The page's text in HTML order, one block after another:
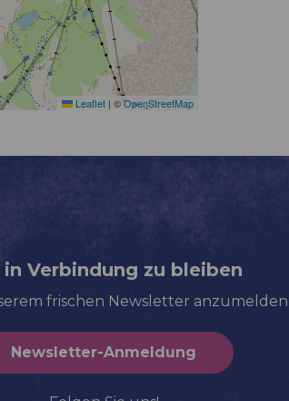
Leaflet | ©OpenStreetMap
in Verbindung zu bleiben
frischen Newsletter anzumelden
Newsletter-Anmeldung